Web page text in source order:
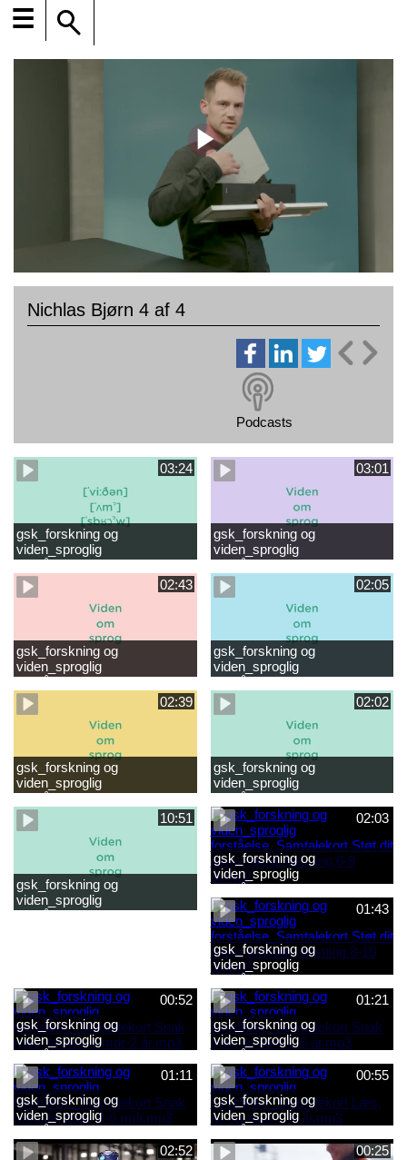
☰
Nichlas Bjørn 4 af 4
Podcasts
03:24
gsk_forskning og
viden_sproglig
læsevanskeligheder.mp4
03:01
gsk_forskning og
viden_sproglig
første læsning 6-8 år.mp4
02:43
gsk_forskning og
viden_sproglig
forståelse_Støt dit barns
fortsatte læsning 8-10 år.mp4
02:05
gsk_forskning og
viden_sproglig
forståelse_Snak med dit barn
6 mdr-2 år.mp4
02:39
gsk_forskning og
viden_sproglig
forståelse_Snak med dit barn
2-6 år.mp4
02:02
gsk_forskning og
viden_sproglig
forståelse_Snak med din
baby 0-6 mdr.mp4
10:51
gsk_forskning og
viden_sproglig
forståelse_Barnets sproglige
02:03
gsk_forskning og
viden_sproglig
forståelse_Samtalekort Støt
dit barns første læsning 6-8
år.mp3
01:43
gsk_forskning og
viden_sproglig
forståelse_Samtalekort Støt
dit barns fortsatte læsning 8-
10 år.mp3
00:52
gsk_forskning og
viden_sproglig
forståelse_Samtalekort Snak
med dit barn 6 mdr-2 år.mp3
01:21
gsk_forskning og
viden_sproglig
forståelse_Samtalekort Snak
med dit barn 2-6 år.mp3
01:11
gsk_forskning og
viden_sproglig
forståelse_Samtalekort Snak
med din baby 0-6 mdr.mp3
00:55
gsk_forskning og
viden_sproglig
forståelse_Samtalekort Læs,
lyt og skriv 3-6 år.mp3
02:52 00:25